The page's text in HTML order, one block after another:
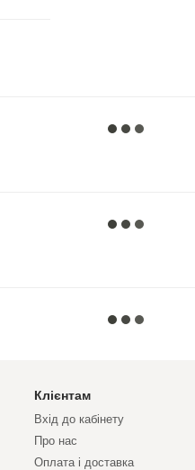
Клієнтам
Вхід до кабінету
Про нас
Оплата і доставка